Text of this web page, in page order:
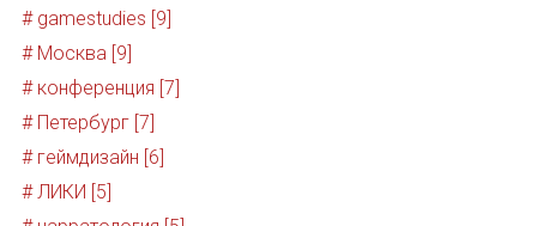
# gamestudies [9]
# Москва [9]
# конференция [7]
# Петербург [7]
# геймдизайн [6]
# ЛИКИ [5]